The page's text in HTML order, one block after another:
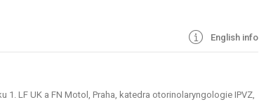
English info
1. LF UK a FN Motol, Praha, katedra otorinolaryngologie IPVZ,